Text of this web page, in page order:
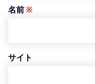
名前 ※
サイト